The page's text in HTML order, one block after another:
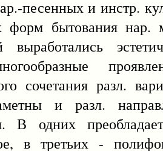
песенных и инстр.
форм бытования нар.
выработались
сочетания разл.
и разл.
В одних
в третьих -